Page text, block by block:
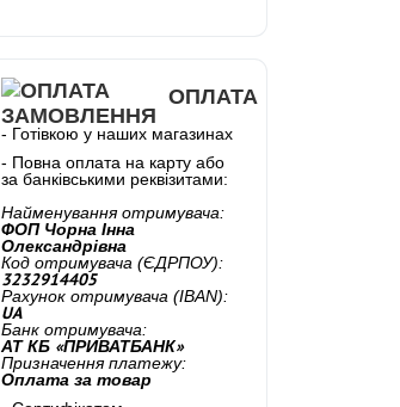
ОПЛАТА
- Готівкою у наших магазинах
- Повна оплата на карту або
за банківськими реквізитами:
Найменування отримувача:
ФОП Чорна Інна
Олександрівна
Код отримувача (ЄДРПОУ):
3232914405
Рахунок отримувача (IBAN):
UA
Банк отримувача:
АТ КБ «ПРИВАТБАНК»
Призначення платежу:
Оплата за товар